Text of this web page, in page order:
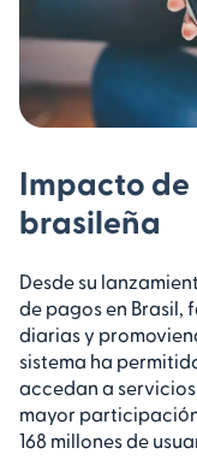
Impacto de
brasileña
Desde su
de pagos en Brasil,
diarias y
sistema ha
accedan a
mayor
168 millones de